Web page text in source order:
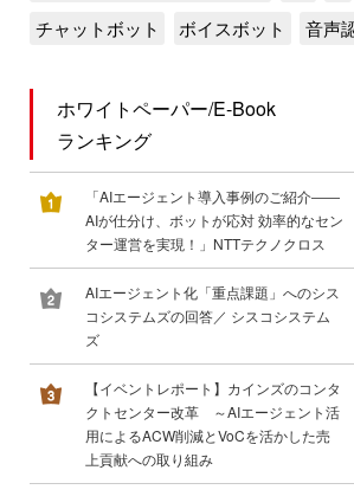
チャットボット
ボイスボット 音声
ホワイトペーパー/E-Book
ランキング
「AIエージェント導入事例のご紹介――
AIが仕分け、ボットが応対 効率的なセン
ター運営を実現！」NTTテクノクロス
AIエージェント化「重点課題」へのシス
コシステムズの回答／ シスコシステム
ズ
【イベントレポート】カインズのコンタ
クトセンター改革 ～AIエージェント活
用によるACW削減とVoCを活かした売
上貢献への取り組み